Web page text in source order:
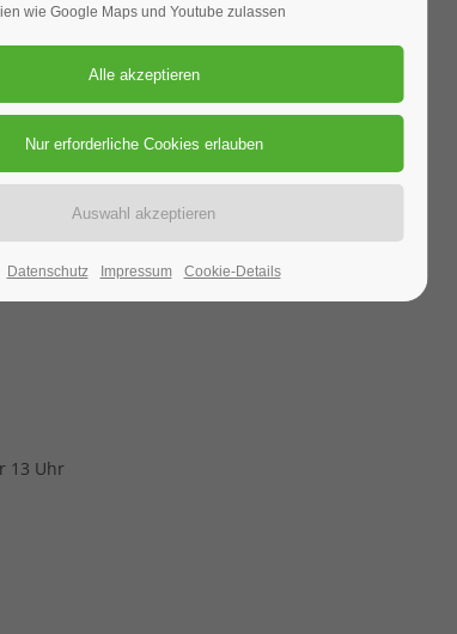
IN WEISSENBURG
um 10 Uhr.
Pfad Richtung Schullandheim.
in Heidenheim.
13 Uhr
wie Google Maps und Youtube zulassen
Datenschutz Impressum Cookie-Details